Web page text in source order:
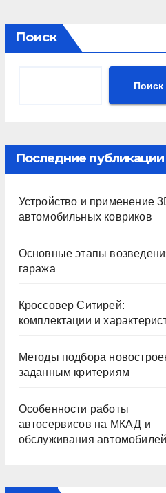
Поиск
Поиск
Последние публикации
Устройство и применение
автомобильных ковриков
Основные этапы
гаража
Кроссовер Ситирей:
комплектации и
Методы подбора
заданным критериям
Особенности работы
автосервисов на МКАД и
обслуживания автомобилей